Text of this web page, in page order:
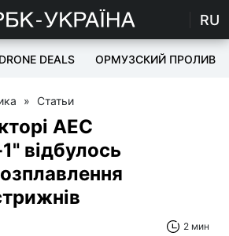
RU
DRONE DEALS ОРМУЗСКИЙ ПРОЛИВ
» Статьи
АЕС
відбулось
2 мин